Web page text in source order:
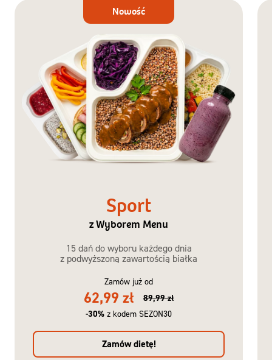
Dieta
Nowość
Sport
z Wyborem Menu
15 dań do wyboru każdego dnia
z podwyższoną zawartością białka
Zamów już od
62,99 zł
89,99 zł
-30% z kodem SEZON30
Zamów dietę!